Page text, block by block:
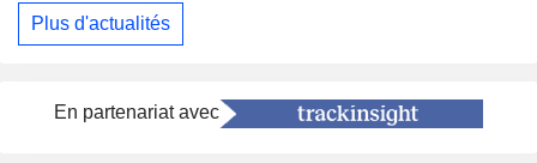
Plus d'actualités
En partenariat avec